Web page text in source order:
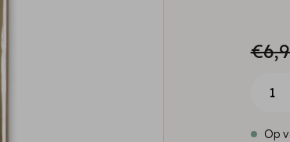
Op